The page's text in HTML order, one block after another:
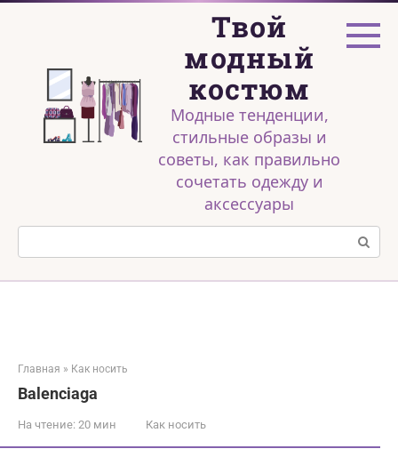
Перейти
Твой
модный
костюм
Модные тенденции,
стильные образы и
советы, как правильно
сочетать одежду и
аксессуары
Поиск:
Главная » Как носить
Balenciaga
На чтение: 20 мин Как носить